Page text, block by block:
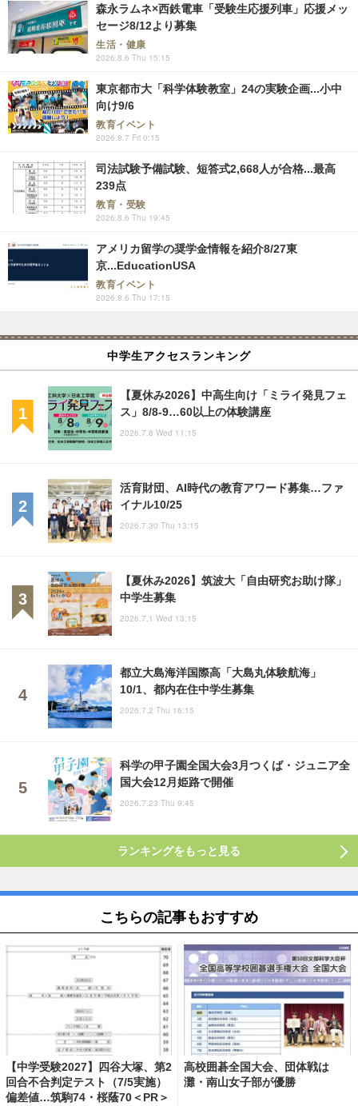
森永ラムネ×西鉄電車「受験生応援列車」応援メッ
セージ8/12より募集
生活・健康
2026.8.6 Thu 15:15
東京都市大「科学体験教室」24の実験企画...小中
向け9/6
教育イベント
2026.8.7 Fri 0:15
司法試験予備試験、短答式2,668人が合格...最高
239点
教育・受験
2026.8.6 Thu 19:45
アメリカ留学の奨学金情報を紹介8/27東
京...EducationUSA
教育イベント
2026.8.6 Thu 17:15
中学生アクセスランキング
【夏休み2026】中高生向け「ミライ発見フェ
ス」8/8-9…60以上の体験講座
2026.7.8 Wed 11:15
活育財団、AI時代の教育アワード募集…ファ
イナル10/25
2026.7.30 Thu 13:15
【夏休み2026】筑波大「自由研究お助け隊」
中学生募集
2026.7.1 Wed 13:15
都立大島海洋国際高「大島丸体験航海」
10/1、都内在住中学生募集
2026.7.2 Thu 16:15
科学の甲子園全国大会3月つくば・ジュニア全
国大会12月姫路で開催
2026.7.23 Thu 9:45
ランキングをもっと見る
こちらの記事もおすすめ
【中学受験2027】四谷大塚、第2
回合不合判定テスト（7/5実施）
偏差値…筑駒74・桜蔭70＜PR＞
高校囲碁全国大会、団体戦は
灘・南山女子部が優勝